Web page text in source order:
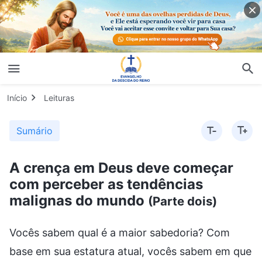
Início Leituras
Sumário
A crença em Deus deve começar
com perceber as tendências
malignas do mundo (Parte dois)
Vocês sabem qual é a maior sabedoria? Com
base em sua estatura atual, vocês sabem em que